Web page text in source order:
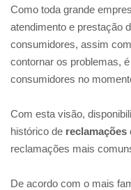
Como toda grande
atendimento e prestação
consumidores, assim
contornar os problemas,
consumidores no
Com esta visão,
histórico de reclamações
reclamações mais
De acordo com o mais